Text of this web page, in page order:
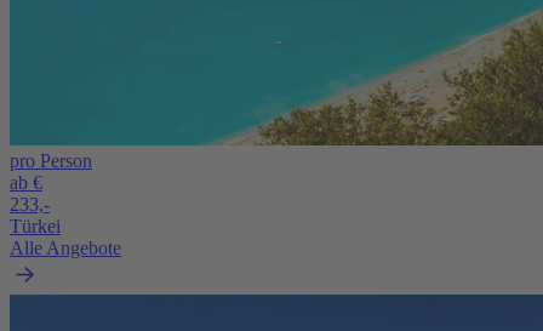
pro Person
ab €
233,-
Türkei
Alle Angebote